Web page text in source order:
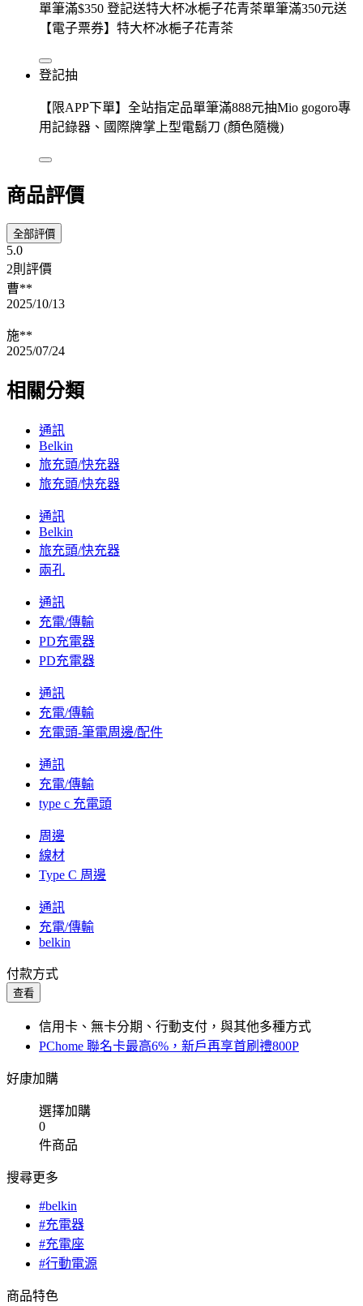
單筆滿$350 登記送特大杯冰梔子花青茶單筆滿350元送
【電子票券】特大杯冰梔子花青茶
登記抽
【限APP下單】全站指定品單筆滿888元抽Mio gogoro專
用記錄器、國際牌掌上型電鬍刀 (顏色隨機)
商品評價
全部評價
5.0
2則評價
曹**
2025/10/13
施**
2025/07/24
相關分類
通訊
Belkin
旅充頭/快充器
旅充頭/快充器
通訊
Belkin
旅充頭/快充器
兩孔
通訊
充電/傳輸
PD充電器
PD充電器
通訊
充電/傳輸
充電頭-筆電周邊/配件
通訊
充電/傳輸
type c 充電頭
周邊
線材
Type C 周邊
通訊
充電/傳輸
belkin
付款方式
查看
信用卡、無卡分期、行動支付，與其他多種方式
PChome 聯名卡最高6%，新戶再享首刷禮800P
好康加購
選擇加購
0
件商品
搜尋更多
#belkin
#充電器
#充電座
#行動電源
商品特色